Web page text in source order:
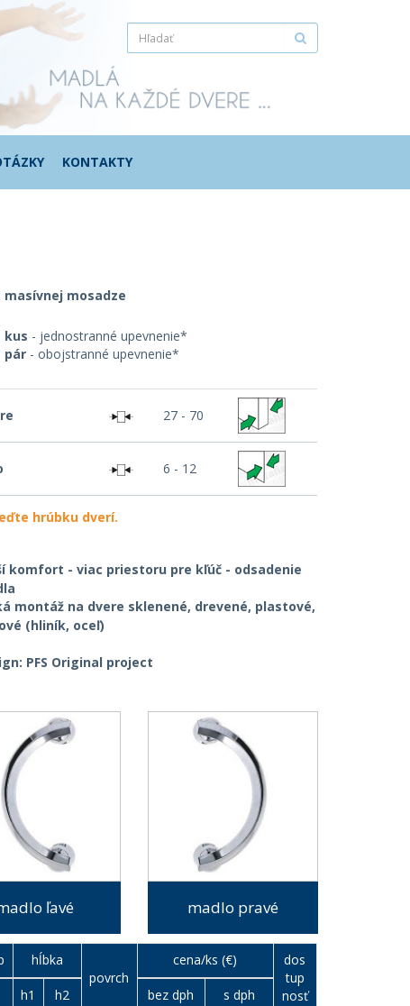
KONTAKTY
masívnej mosadze
kus - jednostranné upevnenie*
pár - obojstranné upevnenie*
27 - 70
6 - 12
hrúbku dverí.
komfort - viac priestoru pre kľúč - odsadenie
montáž na dvere sklenené, drevené, plastové,
(hliník, oceľ)
PFS Original project
ľavé madlo pravé
hĺbka
povrch
cena/ks (€)
dos
tup
nosť
h1 h2 bez dph s dph